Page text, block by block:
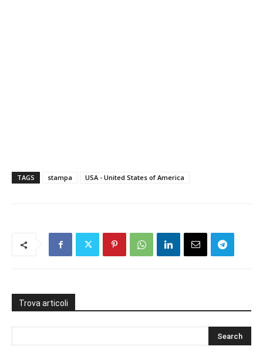
TAGS stampa USA - United States of America
Trova articoli